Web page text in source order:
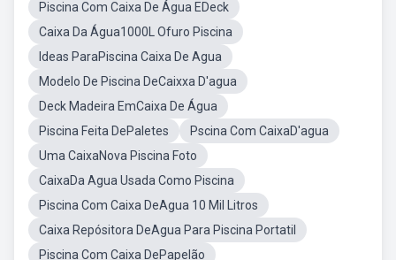
Piscina Com Caixa De Água EDeck
Caixa Da Água1000L Ofuro Piscina
Ideas ParaPiscina Caixa De Agua
Modelo De Piscina DeCaixxa D'agua
Deck Madeira EmCaixa De Água
Piscina Feita DePaletes
Pscina Com CaixaD'agua
Uma CaixaNova Piscina Foto
CaixaDa Agua Usada Como Piscina
Piscina Com Caixa DeAgua 10 Mil Litros
Caixa Repósitora DeAgua Para Piscina Portatil
Piscina Com Caixa DePapelão